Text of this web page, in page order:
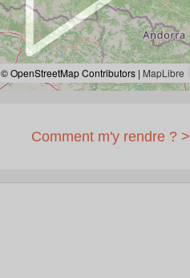
© OpenStreetMap Contributors | MapLibre
Comment m'y rendre ? >